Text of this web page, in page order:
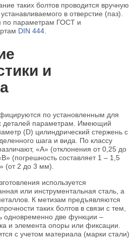
таких болтов проводится вручную
в отверстие (паз).
по параметрам ГОСТ и
DIN 444
и
по установленным для
деталей параметрам. Имеющий
(D) цилиндрический стержень с
шага и вида. По классу
«А» (отклонения от 0,25 до
(погрешность составляет 1 – 1,5
(от 2 до 3 мм).
используется
или инструментальная сталь, а
К метизам предъявляются
таких болтов в связи с тем,
одновременно две функции –
и элемента опоры или фиксации.
с учетом материала (марки стали)